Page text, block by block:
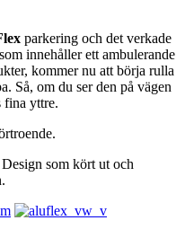
parkering och det verkade
innehåller ett ambulerande
kommer nu att börja rulla
Så, om du ser den på vägen
fina yttre.
som kört ut och